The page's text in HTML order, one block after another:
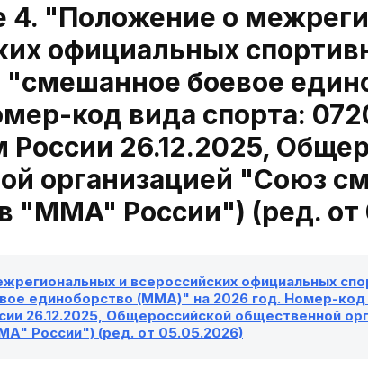
4. "Положение о
официальных
"смешанное боевое
код вида спорта:
26.12.2025,
организацией "Союз
"MMA" России") (ред. от
и всероссийских официальных
единоборство (MMA)" на 2026 год. Номер-код
26.12.2025, Общероссийской общественной
России") (ред. от 05.05.2026)